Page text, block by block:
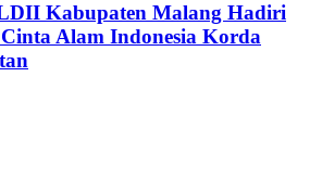
Kabupaten Malang Hadiri
Alam Indonesia Korda